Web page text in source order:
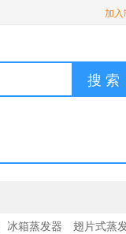
加入
搜 索
冰箱蒸发器 翅片式蒸